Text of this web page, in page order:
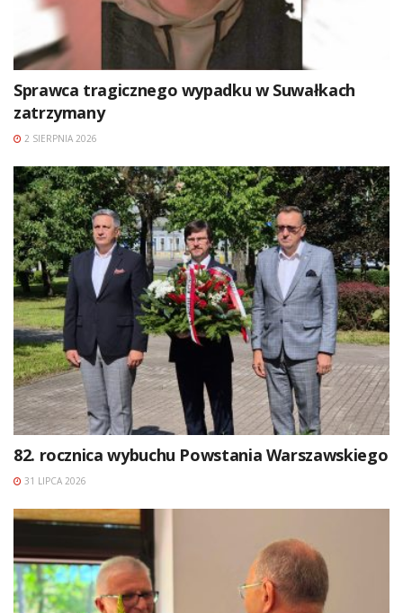
Sprawca tragicznego wypadku w Suwałkach
zatrzymany
2 SIERPNIA 2026
82. rocznica wybuchu Powstania Warszawskiego
31 LIPCA 2026